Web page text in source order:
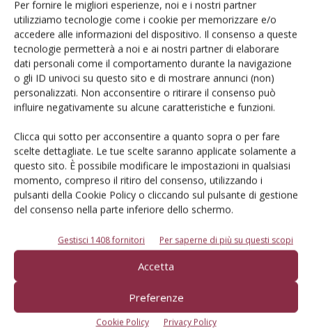
Per fornire le migliori esperienze, noi e i nostri partner
utilizziamo tecnologie come i cookie per memorizzare e/o
accedere alle informazioni del dispositivo. Il consenso a queste
tecnologie permetterà a noi e ai nostri partner di elaborare
dati personali come il comportamento durante la navigazione
o gli ID univoci su questo sito e di mostrare annunci (non)
personalizzati. Non acconsentire o ritirare il consenso può
influire negativamente su alcune caratteristiche e funzioni.
Clicca qui sotto per acconsentire a quanto sopra o per fare
scelte dettagliate. Le tue scelte saranno applicate solamente a
questo sito. È possibile modificare le impostazioni in qualsiasi
momento, compreso il ritiro del consenso, utilizzando i
pulsanti della Cookie Policy o cliccando sul pulsante di gestione
del consenso nella parte inferiore dello schermo.
Gestisci 1408 fornitori Per saperne di più su questi scopi
Accetta
Preferenze
Cookie Policy Privacy Policy
E-magazine
Tecniche, prodotti e servizi dalle aziende
Catalogo Aziende e Prodotti
prodotto!